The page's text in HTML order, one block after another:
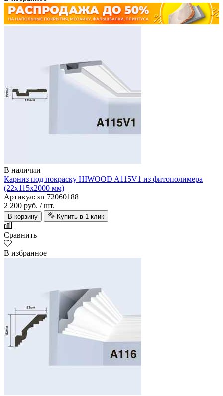
В наличии
Карниз под покраску HIWOOD A115V1 из фитополимера
(22х115х2000 мм)
Артикул: sn-72060188
2 200 руб. / шт.
В корзину Купить в 1 клик
Сравнить
В избранное